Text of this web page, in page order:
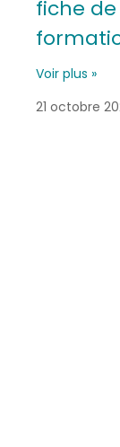
fiche
Voir plus »
21 octobre